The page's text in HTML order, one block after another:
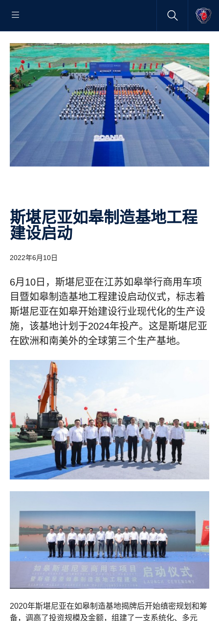
斯堪尼亚如皋制造基地工程
建设启动
2022年6月10日
6月10日，斯堪尼亚在江苏如皋举行商用车项
目暨如皋制造基地工程建设启动仪式，标志着
斯堪尼亚在如皋开始建设行业现代化的生产设
施，该基地计划于2024年投产。这是斯堪尼亚
在欧洲和南美外的全球第三个生产基地。
2020年斯堪尼亚在如皋制造基地揭牌后开始缜密规划和筹
备，调高了投资规模及金额，组建了一支系统化、多元